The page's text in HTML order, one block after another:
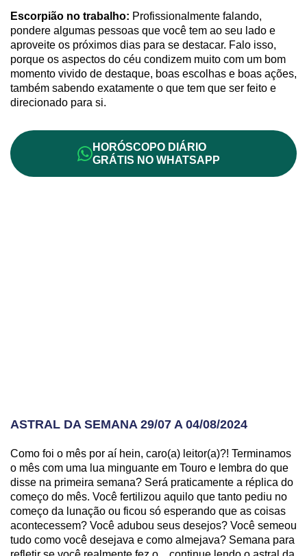
Escorpião no trabalho: Profissionalmente falando,
pondere algumas pessoas que você tem ao seu lado e
aproveite os próximos dias para se destacar. Falo isso,
porque os aspectos do céu condizem muito com um bom
momento vivido de destaque, boas escolhas e boas ações,
também sabendo exatamente o que tem que ser feito e
direcionado para si.
HORÓSCOPO DIÁRIO
GRÁTIS NO WHATSAPP
ASTRAL DA SEMANA 29/07 A 04/08/2024
Como foi o mês por aí hein, caro(a) leitor(a)?! Terminamos
o mês com uma lua minguante em Touro e lembra do que
disse na primeira semana? Será praticamente a réplica do
começo do mês. Você fertilizou aquilo que tanto pediu no
começo da lunação ou ficou só esperando que as coisas
acontecessem? Você adubou seus desejos? Você semeou
tudo como você desejava e como almejava? Semana para